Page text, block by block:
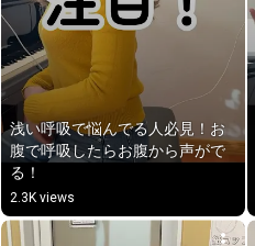
浅い呼吸で悩んでる人必見！お
腹で呼吸したらお腹から声がで
る！
2.3K views